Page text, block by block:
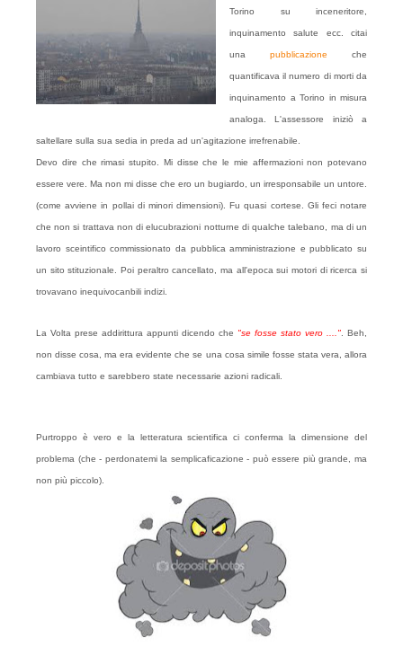
Torino su inceneritore,
inquinamento salute ecc. citai
una pubblicazione che
quantificava il numero di morti da
inquinamento a Torino in misura
analoga. L'assessore iniziò a
saltellare sulla sua sedia in preda ad un'agitazione irrefrenabile.
Devo dire che rimasi stupito. Mi disse che le mie affermazioni non potevano
essere vere. Ma non mi disse che ero un bugiardo, un irresponsabile un untore.
(come avviene in pollai di minori dimensioni). Fu quasi cortese. Gli feci notare
che non si trattava non di elucubrazioni notturne di qualche talebano, ma di un
lavoro sceintifico commissionato da pubblica amministrazione e pubblicato su
un sito stituzionale. Poi peraltro cancellato, ma all'epoca sui motori di ricerca si
trovavano inequivocanbili indizi.
La Volta prese addirittura appunti dicendo che "se fosse stato vero ...." . Beh,
non disse cosa, ma era evidente che se una cosa simile fosse stata vera, allora
cambiava tutto e sarebbero state necessarie azioni radicali.
Purtroppo è vero e la letteratura scientifica ci conferma la dimensione del
problema (che - perdonatemi la semplicaficazione - può essere più grande, ma
non più piccolo).